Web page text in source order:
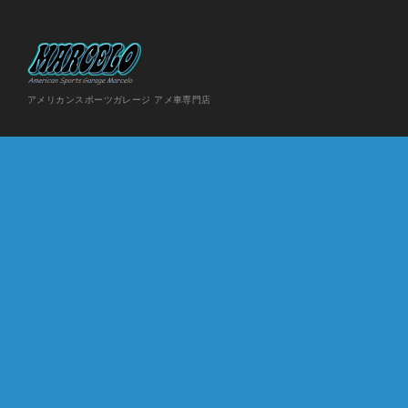
アメリカンスポーツガレージ アメ車専門店